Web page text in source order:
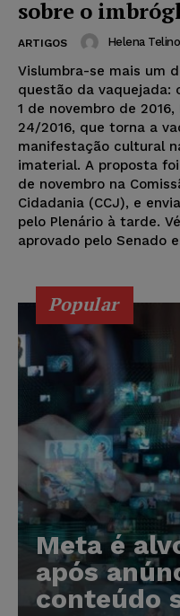
sobre o
ARTIGOS Helena
Vislumbra-se mais um
questão da vaquejada:
1 de novembro de
24/2016, que torna a
manifestação cultural
imaterial. A proposta
de novembro na
Cidadania (CCJ), e
pelo Plenário à tarde.
aprovado pelo Senado
Popular
Meta é
após
conteúdo